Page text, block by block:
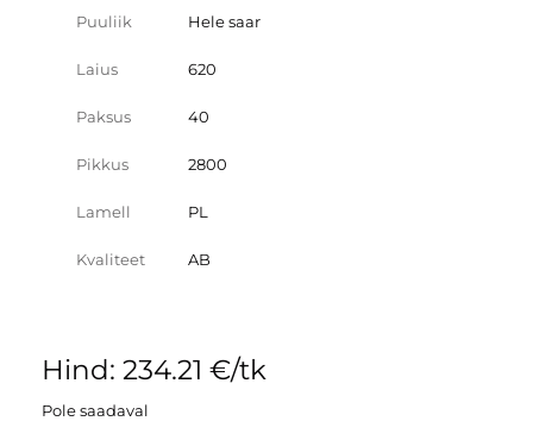
Puuliik Hele saar
Laius 620
Paksus 40
Pikkus 2800
Lamell PL
Kvaliteet AB
Hind: 234.21 €/tk
Pole saadaval